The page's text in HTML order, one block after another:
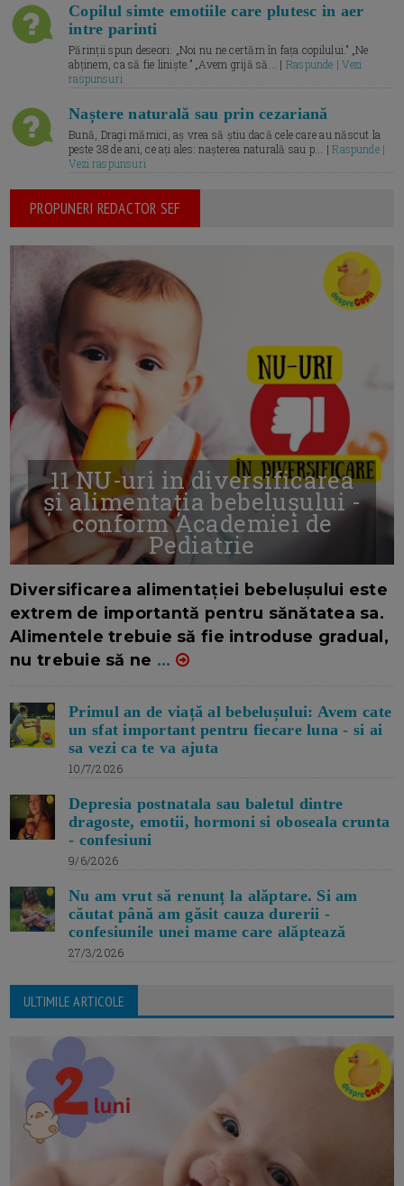
Copilul simte emotiile care plutesc in aer
intre parinti
Părinții spun deseori: „Noi nu ne certăm în fața copilului.” „Ne
abținem, ca să fie liniște.” „Avem grijă să... | Raspunde | Vezi
raspunsuri
Naștere naturală sau prin cezariană
Bună, Dragi mămici, aș vrea să știu dacă cele care au născut la
peste 38 de ani, ce ați ales: nașterea naturală sau p... |Raspunde |
Vezi raspunsuri
PROPUNERI REDACTOR SEF
11 NU-uri in diversificarea
și alimentația bebelușului -
conform Academiei de
Pediatrie
Diversificarea alimentației bebelușului este
extrem de importantă pentru sănătatea sa.
Alimentele trebuie să fie introduse gradual,
nu trebuie să ne ...
Primul an de viață al bebelușului: Avem cate
un sfat important pentru fiecare luna - si ai
sa vezi ca te va ajuta
10/7/2026
Depresia postnatala sau baletul dintre
dragoste, emotii, hormoni si oboseala crunta
- confesiuni
9/6/2026
Nu am vrut să renunț la alăptare. Si am
căutat până am găsit cauza durerii -
confesiunile unei mame care alăptează
27/3/2026
ULTIMILE ARTICOLE